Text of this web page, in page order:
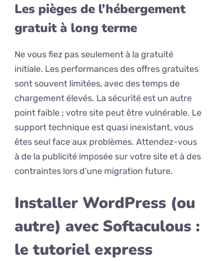
Les pièges de l’hébergement
gratuit à long terme
Ne vous fiez pas seulement à la gratuité
initiale. Les performances des offres gratuites
sont souvent limitées, avec des temps de
chargement élevés. La sécurité est un autre
point faible ; votre site peut être vulnérable. Le
support technique est quasi inexistant, vous
êtes seul face aux problèmes. Attendez-vous
à de la publicité imposée sur votre site et à des
contraintes lors d’une migration future.
Installer WordPress (ou
autre) avec Softaculous :
le tutoriel express